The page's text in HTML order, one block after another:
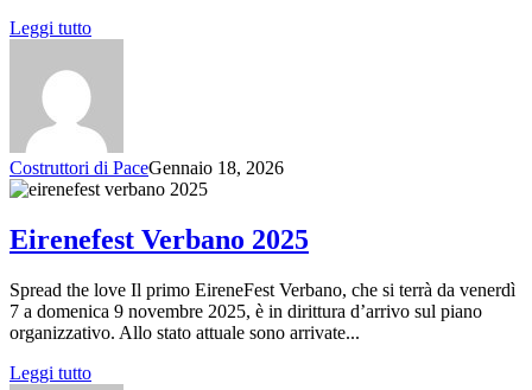
Leggi tutto
Costruttori di PaceGennaio 18, 2026
Eirenefest Verbano 2025
Spread the love Il primo EireneFest Verbano, che si terrà da venerdì
7 a domenica 9 novembre 2025, è in dirittura d’arrivo sul piano
organizzativo. Allo stato attuale sono arrivate...
Leggi tutto